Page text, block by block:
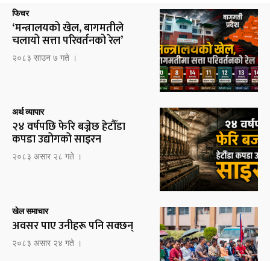
फिचर
‘मन्त्रालयको खेल, बागमतीले
चलायो सत्ता परिवर्तनको रेल’
२०८३ साउन ७ गते ।
अर्थ व्यापार
२४ वर्षपछि फेरि बज्नेछ हेटौँडा
कपडा उद्योगको साइरन
२०८३ असार २८ गते ।
खेल समाचार
अवसर पाए उनीहरू पनि सक्छन्
२०८३ असार २४ गते ।